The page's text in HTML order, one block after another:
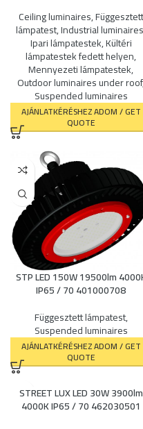
Ceiling luminaires,Függesztett
lámpatest,Industrial luminaires
Ipari lámpatestek,Kültéri
lámpatestek fedett helyen,
Mennyezeti lámpatestek,
Outdoor luminaires under roof
Suspended luminaires
AJÁNLATKÉRÉSHEZ ADOM / GET
QUOTE
STP LED 150W 19500lm
IP65 / 70 401000708
Függesztett lámpatest,
Suspended luminaires
AJÁNLATKÉRÉSHEZ ADOM / GET
QUOTE
STREET LUX LED 30W 3900lm
4000K IP65 / 70 462030501